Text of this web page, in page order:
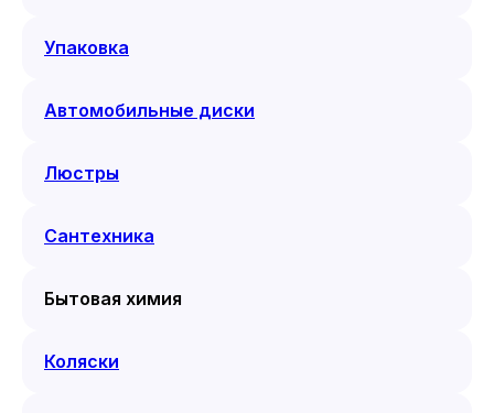
Упаковка
Автомобильные диски
Люстры
Сантехника
Бытовая химия
Коляски